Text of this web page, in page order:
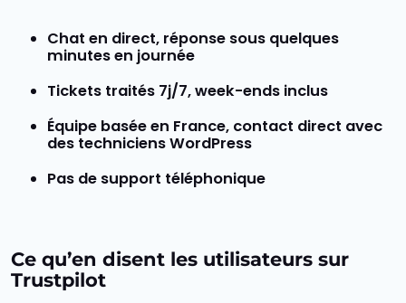
Chat en direct, réponse sous quelques
minutes en journée
Tickets traités 7j/7, week-ends inclus
Équipe basée en France, contact direct avec
des techniciens WordPress
Pas de support téléphonique
Ce qu’en disent les utilisateurs sur
Trustpilot